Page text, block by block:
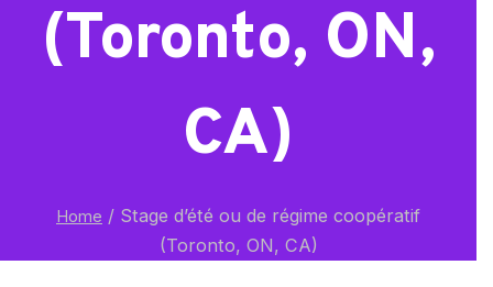
(Toronto, ON,
CA)
Home / Stage d’été ou de régime coopératif
(Toronto, ON, CA)